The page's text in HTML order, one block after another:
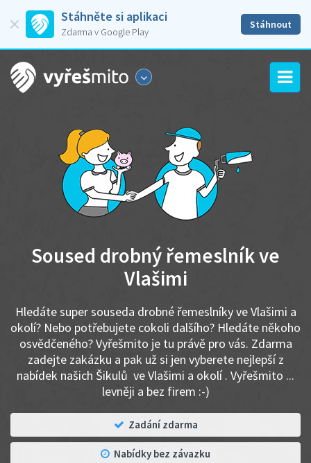
Stáhněte si aplikaci
Zdarma v Google Play
Stáhnout
Soused drobný řemeslník ve
Vlašimi
Hledáte super souseda drobné řemeslníky ve Vlašimi a
okolí? Nebo potřebujete cokoli dalšího? Hledáte někoho
osvědčeného? Vyřešmito je tu právě pro vás. Zdarma
zadejte zakázku a pak už si jen vyberete nejlepší z
nabídek našich Šikulů ve Vlašimi a okolí . Vyřešmito ...
levněji a bez firem :-)
Zadání zdarma
Nabídky bez závazku